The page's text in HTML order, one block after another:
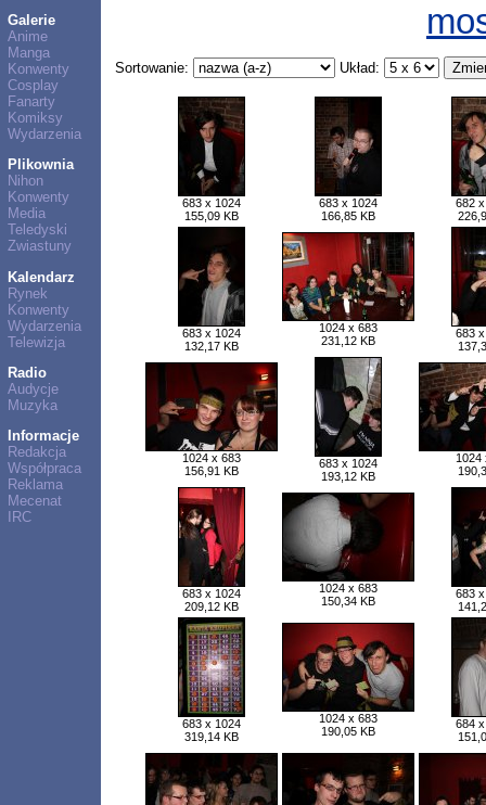
Galerie
Anime
Manga
Konwenty
Cosplay
Fanarty
Komiksy
Wydarzenia
Plikownia
Nihon
Konwenty
Media
Teledyski
Zwiastuny
Kalendarz
Rynek
Konwenty
Wydarzenia
Telewizja
Radio
Audycje
Muzyka
Informacje
Redakcja
Współpraca
Reklama
Mecenat
IRC
Sortowanie: Układ:
683 x 1024
155,09 KB
683 x 1024
166,85 KB
682
683 x 1024
132,17 KB
1024 x 683
231,12 KB
683
1024 x 683
156,91 KB
683 x 1024
193,12 KB
1024
683 x 1024
209,12 KB
1024 x 683
150,34 KB
683
683 x 1024
319,14 KB
1024 x 683
190,05 KB
684